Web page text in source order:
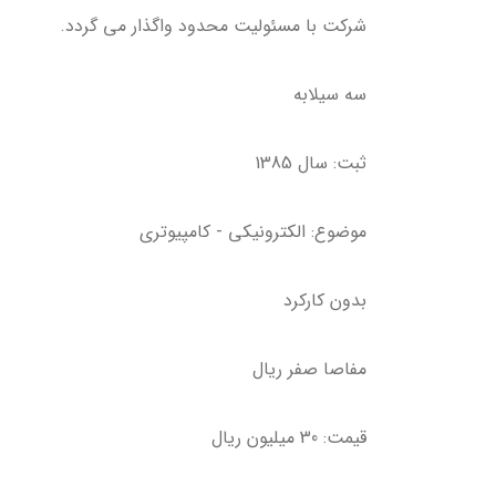
شرکت با مسئولیت محدود واگذار می گردد.
سه سیلابه
ثبت: سال 1385
موضوع: الکترونیکی - کامپیوتری
بدون کارکرد
مفاصا صفر ریال
قیمت: 30 میلیون ریال